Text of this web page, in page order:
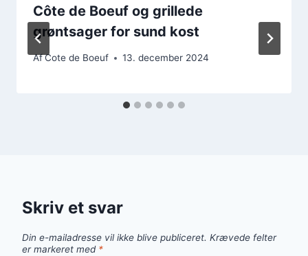
Côte de Boeuf og grillede
grøntsager for sund kost
AfCote de Boeuf 13. december 2024
Skriv et svar
Din e-mailadresse vil ikke blive publiceret. Krævede felter
er markeret med *